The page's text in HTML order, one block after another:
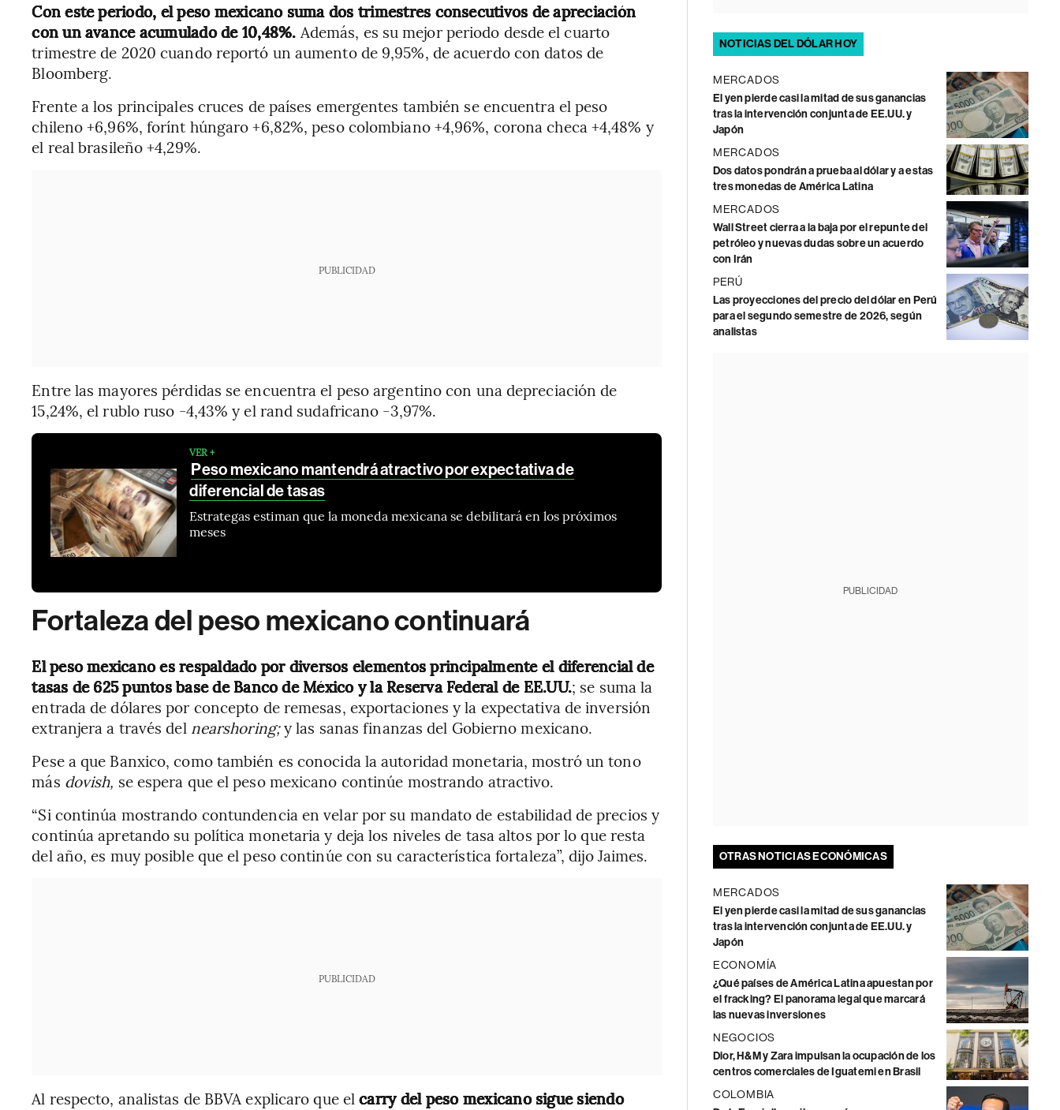
Con este periodo, el peso mexicano suma dos trimestres consecutivos de apreciación
con un avance acumulado de 10,48%. Además, es su mejor periodo desde el cuarto
trimestre de 2020 cuando reportó un aumento de 9,95%, de acuerdo con datos de
Bloomberg.
Frente a los principales cruces de países emergentes también se encuentra el peso
chileno +6,96%, forínt húngaro +6,82%, peso colombiano +4,96%, corona checa +4,48% y
el real brasileño +4,29%.
PUBLICIDAD
Entre las mayores pérdidas se encuentra el peso argentino con una depreciación de
15,24%, el rublo ruso -4,43% y el rand sudafricano -3,97%.
VER +
Peso mexicano mantendrá atractivo por expectativa de
diferencial de tasas
Estrategas estiman que la moneda mexicana se debilitará en los próximos
meses
Fortaleza del peso mexicano continuará
El peso mexicano es respaldado por diversos elementos principalmente el diferencial de
tasas de 625 puntos base de Banco de México y la Reserva Federal de EE.UU.; se suma la
entrada de dólares por concepto de remesas, exportaciones y la expectativa de inversión
extranjera a través del nearshoring;y las sanas finanzas del Gobierno mexicano.
Pese a que Banxico, como también es conocida la autoridad monetaria, mostró un tono
más dovish, se espera que el peso mexicano continúe mostrando atractivo.
“Si continúa mostrando contundencia en velar por su mandato de estabilidad de precios y
continúa apretando su política monetaria y deja los niveles de tasa altos por lo que resta
del año, es muy posible que el peso continúe con su característica fortaleza”, dijo Jaimes.
PUBLICIDAD
Al respecto, analistas de BBVA explicaro que el carry del peso mexicano sigue siendo
NOTICIAS DEL DÓLAR HOY
MERCADOS
El yen pierde casi la mitad de sus ganancias
tras la intervención conjunta de EE.UU. y
Japón
MERCADOS
Dos datos pondrán a prueba al dólar y a estas
tres monedas de América Latina
MERCADOS
Wall Street cierra a la baja por el repunte del
petróleo y nuevas dudas sobre un acuerdo
con Irán
PERÚ
Las proyecciones del precio del dólar en Perú
para el segundo semestre de 2026, según
analistas
PUBLICIDAD
OTRAS NOTICIAS ECONÓMICAS
MERCADOS
El yen pierde casi la mitad de sus ganancias
tras la intervención conjunta de EE.UU. y
Japón
ECONOMÍA
¿Qué países de América Latina apuestan por
el fracking? El panorama legal que marcará
las nuevas inversiones
NEGOCIOS
Dior, H&M y Zara impulsan la ocupación de los
centros comerciales de Iguatemi en Brasil
COLOMBIA